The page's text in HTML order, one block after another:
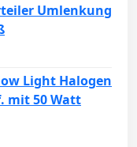
Umlenkung
Light Halogen
mit 50 Watt